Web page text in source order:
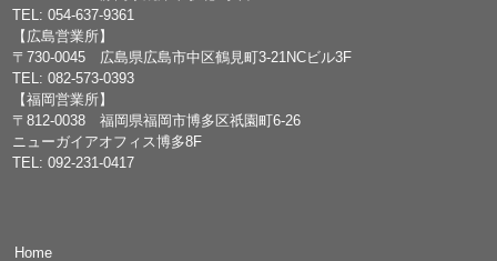
TEL: 054-637-9361
【広島営業所】
〒730-0045 広島県広島市中区鶴見町3-21NCビル3F
TEL: 082-573-0393
【福岡営業所】
〒812-0038 福岡県福岡市博多区祇園町6-26
ニューガイアオフィス博多8F
TEL: 092-231-0417
Home